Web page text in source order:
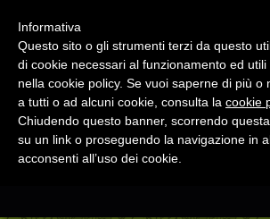
FAIR Camini
Focolari e stufe a legna pellets, arredo giardino in
Informativa
Questo sito o gli strumenti terzi da questo
di cookie necessari al funzionamento ed
nella cookie policy. Se vuoi saperne di più o
a tutti o ad alcuni cookie, consulta la cookie
Chiudendo questo banner, scorrendo
su un link o proseguendo la navigazione in
acconsenti all’uso dei cookie.